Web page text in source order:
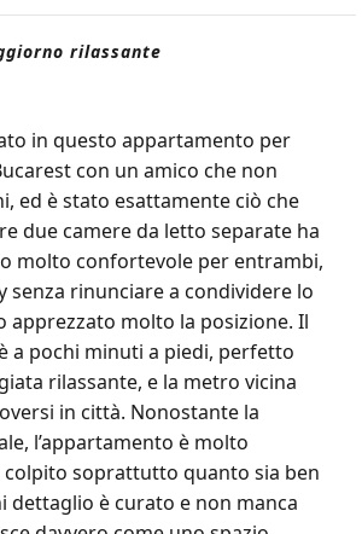
rilassante
in questo appartamento per
con un amico che non
ed è stato esattamente ciò che
due camere da letto separate ha
molto confortevole per entrambi,
senza rinunciare a condividere lo
apprezzato molto la posizione. Il
a pochi minuti a piedi, perfetto
rilassante, e la metro vicina
in città. Nonostante la
l’appartamento è molto
colpito soprattutto quanto sia ben
dettaglio è curato e non manca